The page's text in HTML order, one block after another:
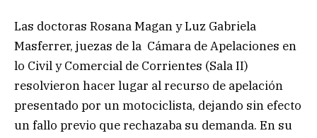
Las doctoras Rosana Magan y Luz Gabriela
Masferrer, juezas de la Cámara de Apelaciones en
lo Civil y Comercial de Corrientes (Sala II)
resolvieron hacer lugar al recurso de apelación
presentado por un motociclista, dejando sin efecto
un fallo previo que rechazaba su demanda. En su